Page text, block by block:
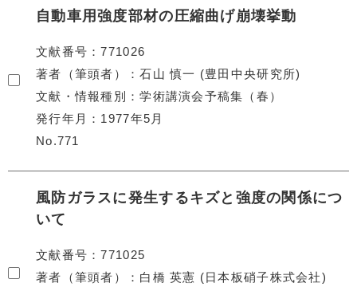
自動車用強度部材の圧縮曲げ崩壊挙動
文献番号
771026
著者（筆頭者）
石山 慎一 (豊田中央研究所)
文献・情報種別
学術講演会予稿集（春）
発行年月
1977年5月
No.771
風防ガラスに発生するキズと強度の関係につ
いて
文献番号
771025
著者（筆頭者）
白橋 英憲 (日本板硝子株式会社)